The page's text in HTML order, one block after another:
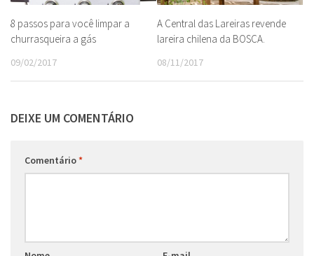
8 passos para você limpar a
churrasqueira a gás
09/02/2017
A Central das Lareiras revende
lareira chilena da BOSCA.
08/11/2017
DEIXE UM COMENTÁRIO
Comentário*